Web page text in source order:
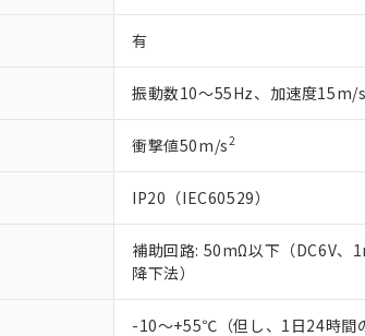
有
振動数10～55Hz、加速度15m/
衝撃値50m/s2
IP20（IEC60529）
補助回路: 50mΩ以下（DC6V、
降下法）
-10～+55℃（但し、1日24時間